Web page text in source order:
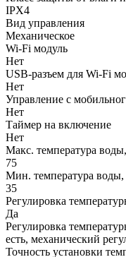
IPX4
Вид управления
Механическое
Wi-Fi модуль
Нет
USB-разъем для Wi-Fi
Нет
Управление c
Нет
Таймер на включение
Нет
Макс. температура
75
Мин. температура воды,
35
Регулировка
Да
Регулировка
есть, механический
Точность установки